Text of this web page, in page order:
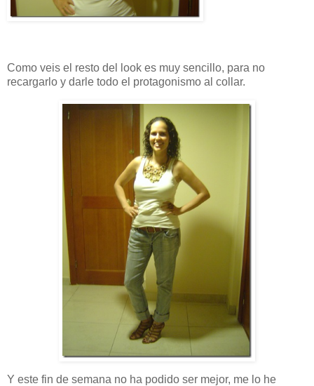
Como veis el resto del look es muy sencillo, para no
recargarlo y darle todo el protagonismo al collar.
Y este fin de semana no ha podido ser mejor, me lo he